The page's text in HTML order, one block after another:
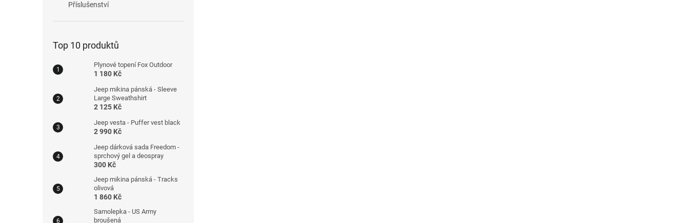
Příslušenství
Top 10 produktů
Plynové topení Fox Outdoor
1 180 Kč
Jeep mikina pánská - Sleeve
Large Sweathshirt
2 125 Kč
Jeep vesta - Puffer vest black
2 990 Kč
Jeep dárková sada Freedom -
sprchový gel a deospray
300 Kč
Jeep mikina pánská - Tracks
olivová
1 860 Kč
Samolepka - US Army
broušená